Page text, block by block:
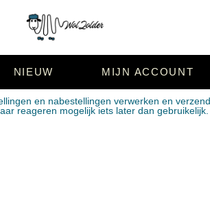
NIEUW MIJN ACCOUNT
en nabestellingen verwerken en
reageren mogelijk iets later dan